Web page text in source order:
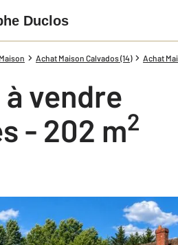
Duclos
Achat Maison Calvados (14) Achat
à vendre
- 202 m2